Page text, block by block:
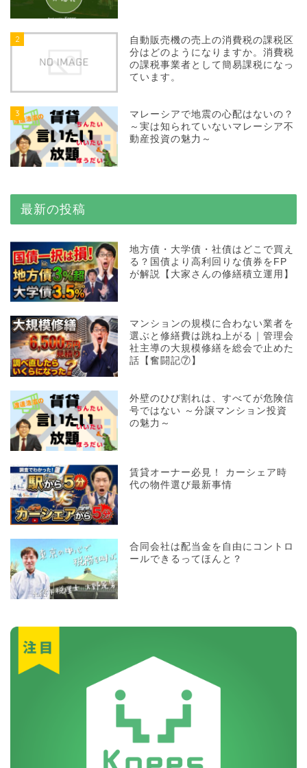
2
自動販売機の売上の消費税の課税区
分はどのようになりますか。消費税
の課税事業者として簡易課税になっ
ています。
3
マレーシアで地震の心配はないの？
～実は知られていないマレーシア不
動産投資の魅力～
最新の投稿
地方債・大学債・社債はどこで買え
る？国債より高利回りな債券をFP
が解説【大家さんの修繕積立運用】
マンションの規模に合わない業者を
選ぶと修繕費は跳ね上がる｜管理会
社主導の大規模修繕を総会で止めた
話【奮闘記⑦】
外壁のひび割れは、すべてが危険信
号ではない ～分譲マンション投資
の魅力～
賃貸オーナー必見！ カーシェア時
代の物件選び最新事情
合同会社は配当金を自由にコントロ
ールできるってほんと？